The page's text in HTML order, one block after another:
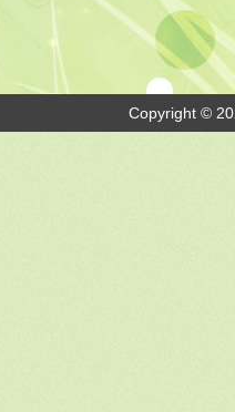
Copyright ©